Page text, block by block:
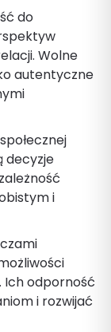
do
Wolne
autentyczne
decyzje
i
Ich odporność
i rozwijać